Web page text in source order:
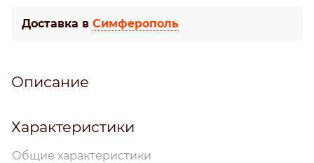
Доставка в Симферополь
Описание
Характеристики
Общие характеристики